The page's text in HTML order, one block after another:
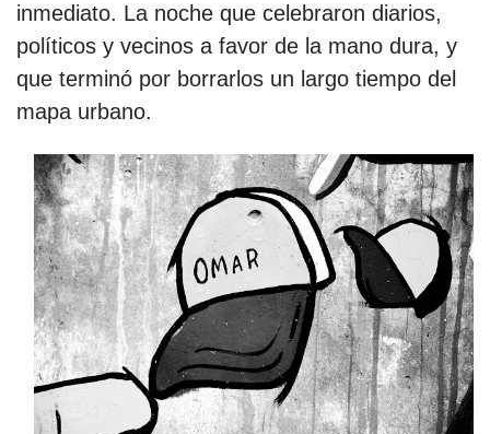
inmediato. La noche que celebraron diarios,
políticos y vecinos a favor de la mano dura, y
que terminó por borrarlos un largo tiempo del
mapa urbano.